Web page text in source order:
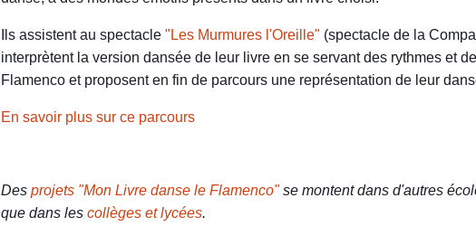
Ils assistent au spectacle "Les Murmures l'Oreille" (spectacle de la
interprètent la version dansée de leur livre en se servant des rythmes et
Flamenco et proposent en fin de parcours une représentation de leur
En savoir plus sur ce parcours
Des projets "Mon Livre danse le Flamenco"se montent dans d'autres
que dans les collèges et lycées.